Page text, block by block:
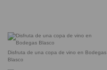
Disfruta de una copa de vino en Bodegas
Blasco